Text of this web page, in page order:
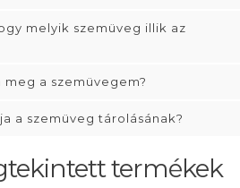
melyik szemüveg illik az
a szemüvegem?
a szemüveg tárolásának?
termékek